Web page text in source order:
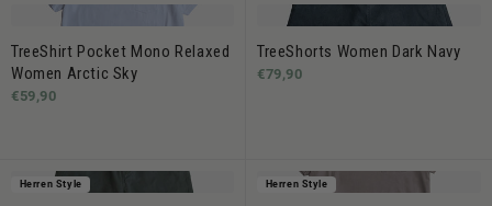
TreeShirt Pocket Mono Relaxed
Women Arctic Sky
€59,90
TreeShorts Women Dark Navy
€79,90
Herren Style Herren Style